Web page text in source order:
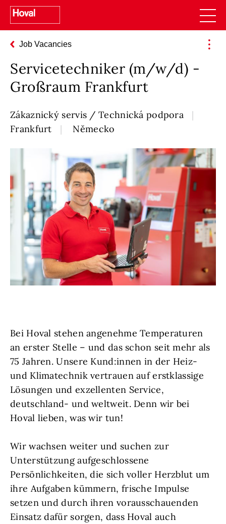
Job Vacancies
Servicetechniker (m/w/d) -
Großraum Frankfurt
Zákaznický servis / Technická podpora
Frankfurt
Německo
Bei Hoval stehen angenehme Temperaturen
an erster Stelle – und das schon seit mehr als
75 Jahren. Unsere Kund:innen in der Heiz-
und Klimatechnik vertrauen auf erstklassige
Lösungen und exzellenten Service,
deutschland- und weltweit. Denn wir bei
Hoval lieben, was wir tun!
Wir wachsen weiter und suchen zur
Unterstützung aufgeschlossene
Persönlichkeiten, die sich voller Herzblut um
ihre Aufgaben kümmern, frische Impulse
setzen und durch ihren vorausschauenden
Einsatz dafür sorgen, dass Hoval auch